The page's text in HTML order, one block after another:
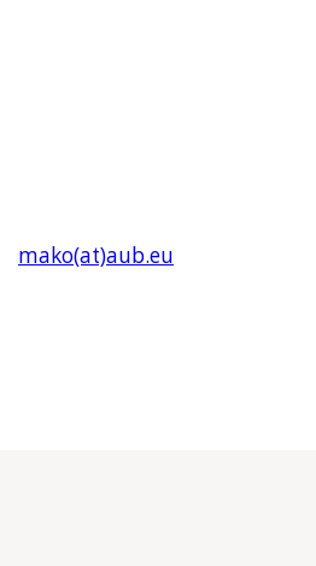
mako(at)aub.eu